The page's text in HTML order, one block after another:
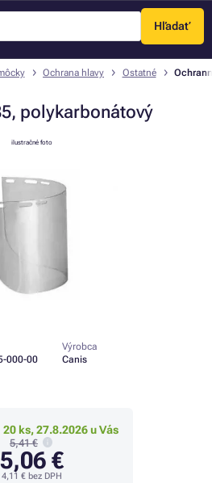
Hľadať
Menu
Ochrana hlavy Ostatné
polykarbonátový
ilustračné foto
000-00
Výrobca
Canis
ks, 27.8.2026 u Vás
5,41 €
5,06 €
4,11 €bez DPH